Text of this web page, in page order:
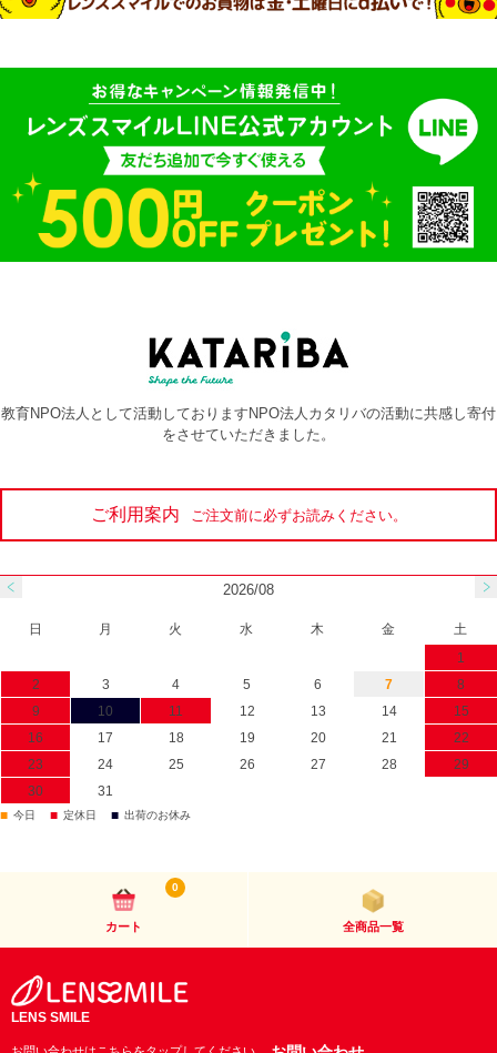
教育NPO法人として活動しておりますNPO法人カタリバの活動に共感し寄付
をさせていただきました。
ご利用案内 ご注文前に必ずお読みください。
2026/08
日 月 火 水 木 金
土
1
2
3 4 5 6 7
8
9
10 11 12 13 14
15
16
17 18 19 20 21
22
23
24 25 26 27 28
29
30
31
■ 今日 ■ 定休日 ■ 出荷のお休み
カート
0
全商品一覧
LENS SMILE